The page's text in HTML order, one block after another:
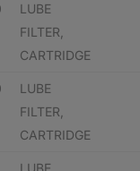
LUBE
FILTER,
CARTRIDGE
LUBE
FILTER,
CARTRIDGE
LUBE